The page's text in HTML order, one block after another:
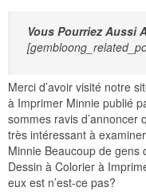
Vous Pourriez Aussi
Merci d’avoir visité notre
à Imprimer Minnie publié
sommes ravis d’annoncer
très intéressant à
Minnie Beaucoup de
Dessin à Colorier à
eux est n’est-ce pas?